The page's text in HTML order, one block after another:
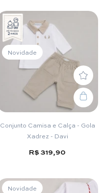
Novidade
Conjunto Camisa e Calça - Gola
Xadrez - Davi
R$ 319,90
Novidade